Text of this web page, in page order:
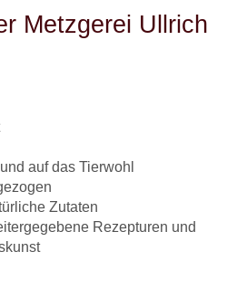
Metzgerei Ullrich
auf das Tierwohl
Zutaten
Rezepturen und